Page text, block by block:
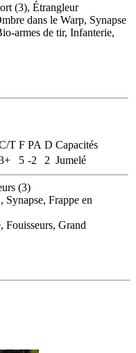
(3), Étrangleur
dans le Warp, Synapse
armes de tir, Infanterie,
T F PA D Capacités
5 -2 2 Jumelé
(3)
Frappe en
Fouisseurs, Grand